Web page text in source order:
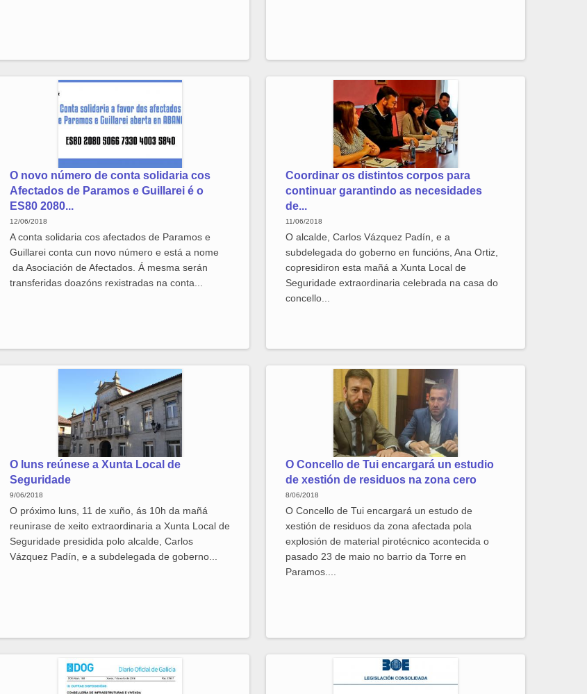
O novo número de conta solidaria cos
Afectados de Paramos e Guillarei é o
ES80 2080...
12/06/2018
A conta solidaria cos afectados de Paramos e
Guillarei conta cun novo número e está a nome
da Asociación de Afectados. Á mesma serán
transferidas doazóns rexistradas na conta...
Coordinar os distintos corpos para
continuar garantindo as necesidades
de...
11/06/2018
O alcalde, Carlos Vázquez Padín, e a
subdelegada do goberno en funcións, Ana Ortiz,
copresidiron esta mañá a Xunta Local de
Seguridade extraordinaria celebrada na casa do
concello...
O luns reúnese a Xunta Local de
Seguridade
9/06/2018
O próximo luns, 11 de xuño, ás 10h da mañá
reunirase de xeito extraordinaria a Xunta Local de
Seguridade presidida polo alcalde, Carlos
Vázquez Padín, e a subdelegada de goberno...
O Concello de Tui encargará un estudio
de xestión de residuos na zona cero
8/06/2018
O Concello de Tui encargará un estudo de
xestión de residuos da zona afectada pola
explosión de material pirotécnico acontecida o
pasado 23 de maio no barrio da Torre en
Paramos....